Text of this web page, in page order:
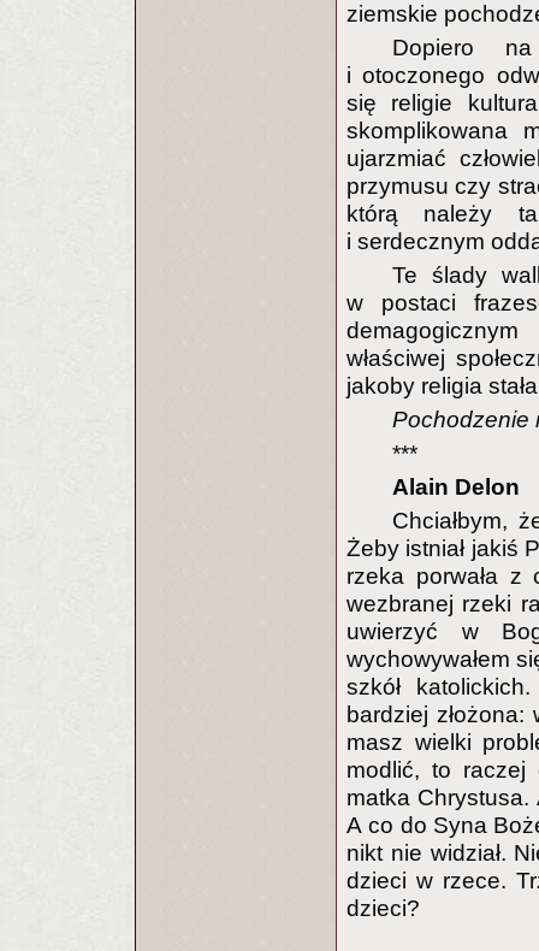
ziemskie
Dopiero
i otoczonego
się religie
skomplikowana
ujarzmiać
przymusu czy
którą należy
i serdecznym
Te ślady
w postaci
właściwej
jakoby religia
Pochodzenie
***
Alain Delon
Chciałbym,
Żeby istniał jakiś
rzeka porwała z
wezbranej rzeki
uwierzyć w
wychowywałem
szkół
bardziej
masz wielki
modlić, to
matka Chrystusa.
A co do Syna
nikt nie widział.
dzieci w rzece.
dzieci?